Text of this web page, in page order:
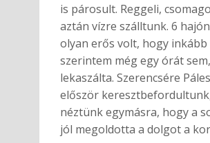
is párosult. Reggeli,
aztán vízre szálltunk. 6
olyan erős volt, hogy
szerintem még egy órát
lekaszálta. Szerencsére
először
néztünk egymásra, hogy a
jól megoldotta a dolgot a